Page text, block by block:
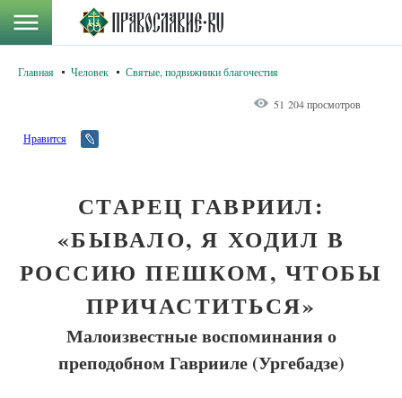
Главная Человек Святые, подвижники благочестия
51 204 просмотров
Нравится
СТАРЕЦ ГАВРИИЛ:
«БЫВАЛО, Я ХОДИЛ В
РОССИЮ ПЕШКОМ, ЧТОБЫ
ПРИЧАСТИТЬСЯ»
Малоизвестные воспоминания о
преподобном Гаврииле (Ургебадзе)